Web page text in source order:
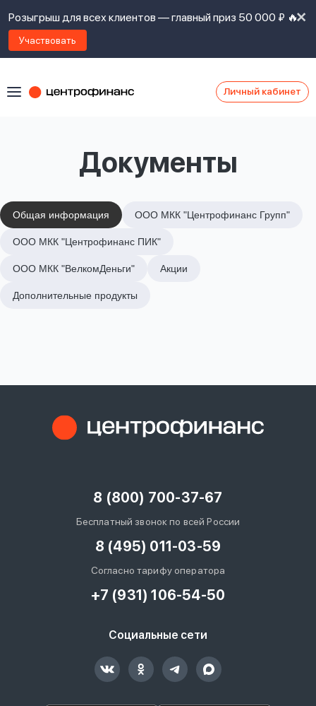
Розыгрыш для всех клиентов — главный приз 50 000 ₽ 🔥
Участвовать
Личный кабинет
Документы
Общая информация ООО МКК "Центрофинанс Групп"
ООО МКК "Центрофинанс ПИК"
ООО МКК "ВелкомДеньги" Акции
Дополнительные продукты
8 (800) 700-37-67
Бесплатный звонок по всей России
8 (495) 011-03-59
Согласно тарифу оператора
+7 (931) 106-54-50
Социальные сети
Войти под другим номером
ознакомлен
предоставления
займов,
политикой
сайта,
согласие
обработку